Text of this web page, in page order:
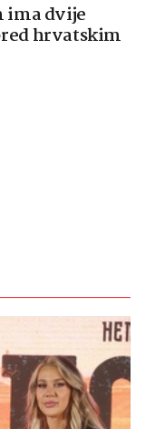
ima dvije
hrvatskim